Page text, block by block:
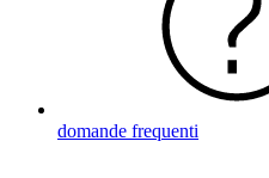
domande frequenti